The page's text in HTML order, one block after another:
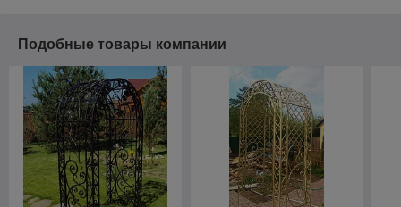
Подобные товары компании